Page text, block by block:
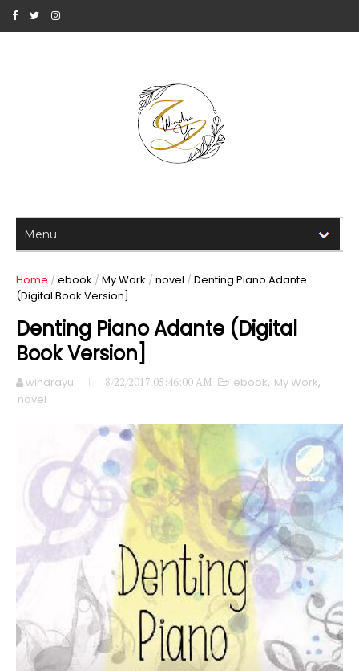
Home / ebook / My Work / novel / Denting Piano Adante
(Digital Book Version]
Denting Piano Adante (Digital
Book Version]
windrayu 8/22/2017 05:46:00 AM ebook, My Work,
novel